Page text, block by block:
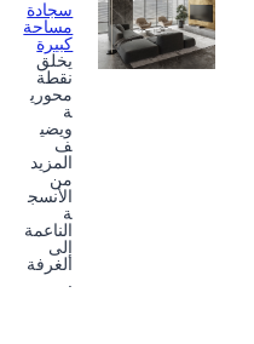
سجادة
مساحة
كبيرة
يخلق
نقطة
محوري
ة
ويضي
ف
المزيد
من
الأنسج
ة
الناعمة
إلى
الغرفة
.